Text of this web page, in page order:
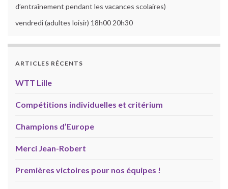
d’entraînement pendant les vacances scolaires)
vendredi (adultes loisir) 18h00 20h30
ARTICLES RÉCENTS
WTT Lille
Compétitions individuelles et critérium
Champions d’Europe
Merci Jean-Robert
Premières victoires pour nos équipes !